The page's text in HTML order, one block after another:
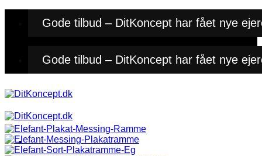
Gode tilbud – DitKoncept har fået nye
Gode tilbud – DitKoncept har fået nye